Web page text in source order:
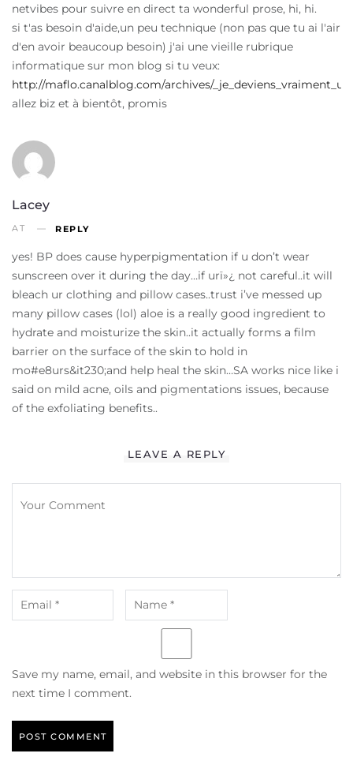
netvibes pour suivre en direct ta wonderful prose, hi, hi.
si t'as besoin d'aide,un peu technique (non pas que tu ai l'air
d'en avoir beaucoup besoin) j'ai une vieille rubrique
informatique sur mon blog si tu veux:
http://maflo.canalblog.com/archives/
allez biz et à bientôt, promis
Lacey
AT REPLY
yes! BP does cause hyperpigmentation if u don’t wear
sunscreen over it during the day…if urï»¿ not careful..it will
bleach ur clothing and pillow cases..trust i’ve messed up
many pillow cases (lol) aloe is a really good ingredient to
hydrate and moisturize the skin..it actually forms a film
barrier on the surface of the skin to hold in
mo#e8urs&it230;and help heal the skin…SA works nice like i
said on mild acne, oils and pigmentations issues, because
of the exfoliating benefits..
LEAVE A REPLY
Save my name, email, and website in this browser for the
next time I comment.